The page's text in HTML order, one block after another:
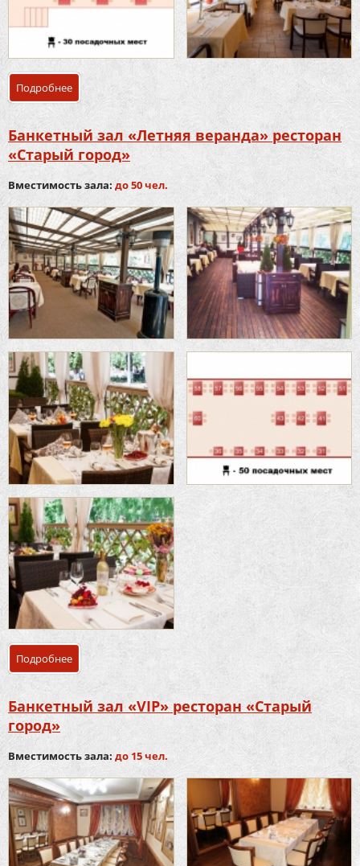
Подробнее о Банкетный зал «Балкон» ресторан «Старый город»
Банкетный зал «Летняя веранда» ресторан
«Старый город»
Вместимость зала: до 50 чел.
Подробнее о Банкетный зал «Летняя веранда» ресторан «Старый
Банкетный зал «VIP» ресторан «Старый
город»
Вместимость зала: до 15 чел.